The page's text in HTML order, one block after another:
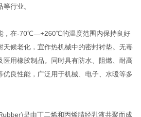
行业。
，在-70℃—+260℃的温度范围内保持良好
天候老化，宜作热机械中的密封衬垫。无毒
医用橡胶制品。同时具有防水、阻燃、耐高
优良性能，广泛用于机械、电子、水暖等多
是由丁二烯和丙烯腈经乳液共聚而成